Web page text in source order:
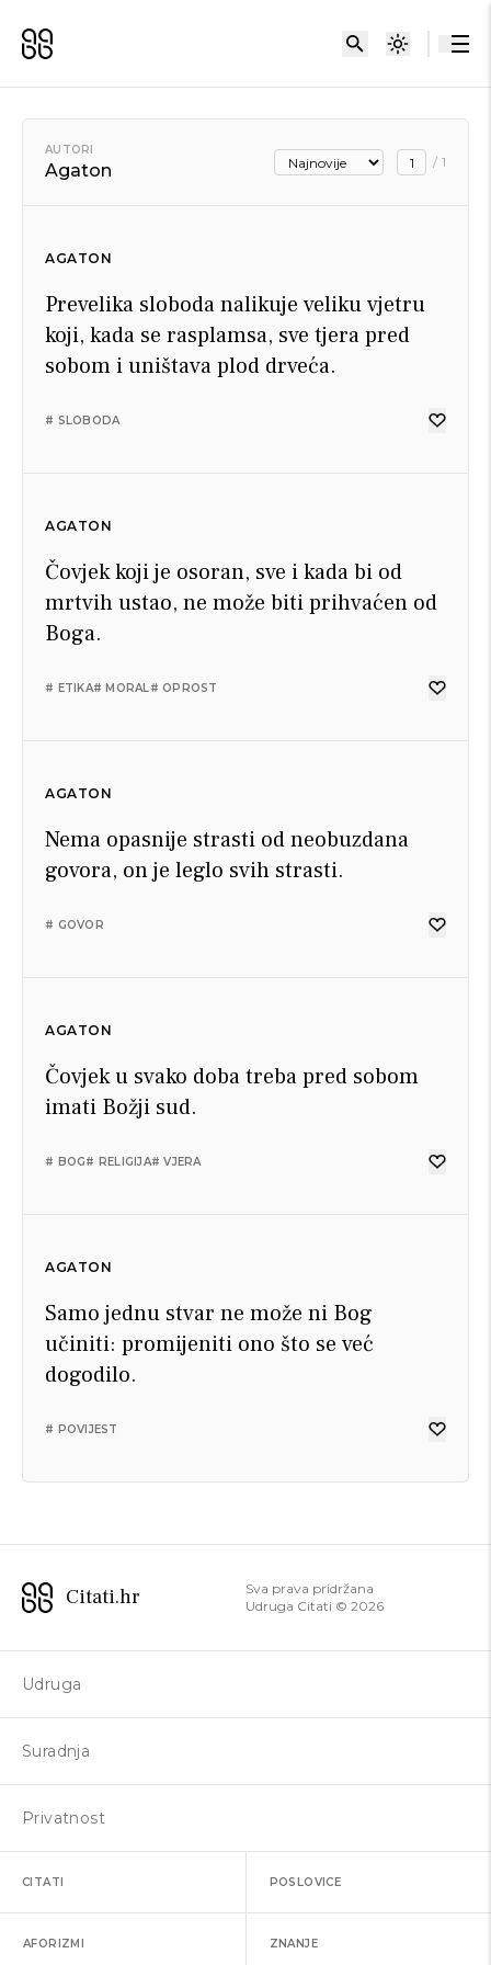
AUTORI
Agaton / 1
AGATON
Prevelika sloboda nalikuje veliku vjetru
koji, kada se rasplamsa, sve tjera pred
sobom i uništava plod drveća.
# SLOBODA
AGATON
Čovjek koji je osoran, sve i kada bi od
mrtvih ustao, ne može biti prihvaćen od
Boga.
# ETIKA# MORAL# OPROST
AGATON
Nema opasnije strasti od neobuzdana
govora, on je leglo svih strasti.
# GOVOR
AGATON
Čovjek u svako doba treba pred sobom
imati Božji sud.
# BOG# RELIGIJA# VJERA
AGATON
Samo jednu stvar ne može ni Bog
učiniti: promijeniti ono što se već
dogodilo.
# POVIJEST
Citati.hr
Sva prava pridržana
Udruga Citati © 2026
Udruga
Suradnja
Privatnost
CITATI POSLOVICE
AFORIZMI ZNANJE